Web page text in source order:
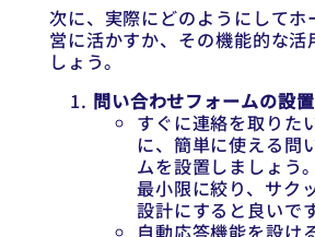
次に、実際にどのようにしてホ
営に活かすか、その機能的な活
しょう。
問い合わせフォームの設置
すぐに連絡を取りた
に、簡単に使える問
ムを設置しましょう
最小限に絞り、サク
設計にすると良いです
自動応答機能を設け